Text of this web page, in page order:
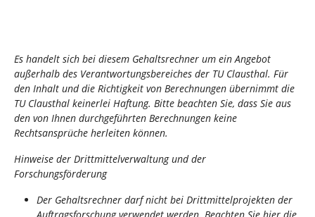
Es handelt sich bei diesem Gehaltsrechner um ein Angebot
außerhalb des Verantwortungsbereiches der TU Clausthal. Für
den Inhalt und die Richtigkeit von Berechnungen übernimmt die
TU Clausthal keinerlei Haftung. Bitte beachten Sie, dass Sie aus
den von Ihnen durchgeführten Berechnungen keine
Rechtsansprüche herleiten können.
Hinweise der Drittmittelverwaltung und der
Forschungsförderung
Der Gehaltsrechner darf nicht bei Drittmittelprojekten der